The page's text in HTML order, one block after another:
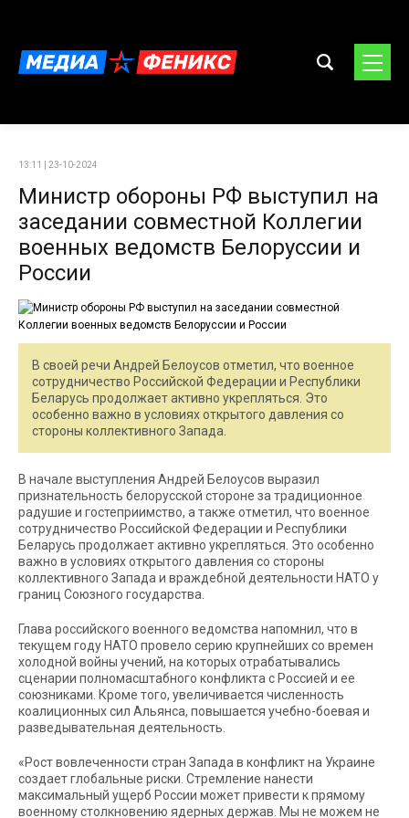
13:11 | 23-10-2024
Министр обороны РФ выступил на
заседании совместной Коллегии
военных ведомств Белоруссии и
России
В своей речи Андрей Белоусов отметил, что военное
сотрудничество Российской Федерации и Республики
Беларусь продолжает активно укрепляться. Это
особенно важно в условиях открытого давления со
стороны коллективного Запада.
В начале выступления Андрей Белоусов выразил
признательность белорусской стороне за традиционное
радушие и гостеприимство, а также отметил, что военное
сотрудничество Российской Федерации и Республики
Беларусь продолжает активно укрепляться. Это особенно
важно в условиях открытого давления со стороны
коллективного Запада и враждебной деятельности НАТО у
границ Союзного государства.
Глава российского военного ведомства напомнил, что в
текущем году НАТО провело серию крупнейших со времен
холодной войны учений, на которых отрабатывались
сценарии полномасштабного конфликта с Россией и ее
союзниками. Кроме того, увеличивается численность
коалиционных сил Альянса, повышается учебно-боевая и
разведывательная деятельность.
«Рост вовлеченности стран Запада в конфликт на Украине
создает глобальные риски. Стремление нанести
максимальный ущерб России может привести к прямому
военному столкновению ядерных держав. Мы не можем не